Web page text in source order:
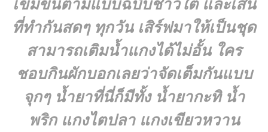
เข้มข้นตามแบบฉบับชาวใต้ และเส้น
ที่ทำกันสดๆ ทุกวัน เสิร์ฟมาให้เป็นชุด
สามารถเติมน้ำแกงได้ไม่อั้น ใคร
ชอบกินผักบอกเลยว่าจัดเต็มกันแบบ
จุกๆ น้ำยาที่นี่ก็มีทั้ง น้ำยากะทิ น้ำ
พริก แกงไตปลา แกงเขียวหวาน